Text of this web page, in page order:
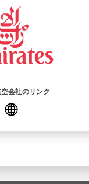
会社のリンク